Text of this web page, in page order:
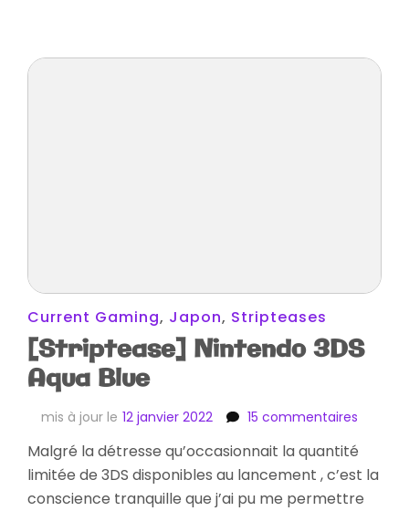
Current Gaming, Japon, Stripteases
[Striptease] Nintendo 3DS
Aqua Blue
mis à jour le 12 janvier 2022 15 commentaires
3DS
Aqua
Malgré la détresse qu’occasionnait la quantité
limitée de 3DS disponibles au lancement , c’est la
conscience tranquille que j’ai pu me permettre